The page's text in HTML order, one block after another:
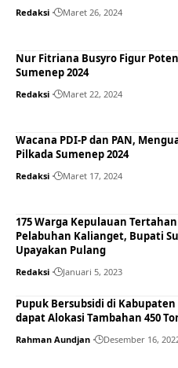
Redaksi Maret 26, 2024
Nur Fitriana Busyro Figur
Sumenep 2024
Redaksi Maret 22, 2024
Wacana PDI-P dan PAN,
Pilkada Sumenep 2024
Redaksi Maret 17, 2024
175 Warga Kepulauan
Pelabuhan Kalianget, Bupati
Upayakan Pulang
Redaksi Januari 5, 2023
Pupuk Bersubsidi di
dapat Alokasi Tambahan 450
Rahman Aundjan Desember 16,